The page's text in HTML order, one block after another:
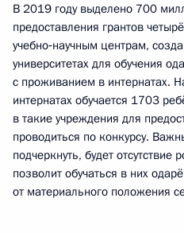
В 2019 году выделено 700
предоставления грантов
учебно‑научным центрам,
университетах для обучения
с проживанием в интернатах.
интернатах обучается 1703
в такие учреждения для
проводиться по конкурсу.
подчеркнуть, будет отсутствие
позволит обучаться в них
от материального положения